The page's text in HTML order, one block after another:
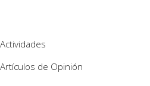
de Opinión